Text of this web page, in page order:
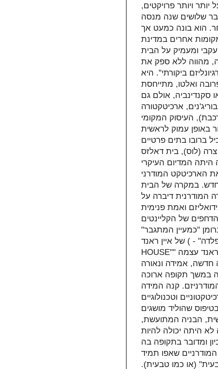
ויותר פרויקטים,
כבר שלושים שנה מנסה
הוא בונה כמעט אך
אחרים במדינת
עקבי ומעמיק על הבית
מהווה ללא ספק את
ביקורתי". היא
ואלטו, מתייחסת
סקנדינביה, אולם גם
ארכיטקטורה
העיסוק המקומי
באופן עמוק לראשית
ברובו בתים פרטיים
צרה (לוס), בית דאלזס
היתה המדיום העיקרי
הארכיטקט המודרני
במקרה של הבית
המודרנית דיברה על
ואמת פנימית
הדחפים של הקליינטים
"כמעיין המתגבר"
של איין ראנד (אולי דוגמה קולעת עוד יותר הוא "בית הפלדה" - ‏‏ALL STEEL
HOUSE‎‎"" שנבנה מאוחר יותר על ידי ריכרד נויטרה עבור ראנד עצמה). העובדה
חדשה, אמידה ונאורה
במשך תקופה ארוכה
קנה המידה
וטכנולוגיים
שהוליד מושגים
הבניה המתועשת,
היתה יכולה להיות
ומדובר בתקופה בה
שאפו תמיד
(או כמו טבעית).